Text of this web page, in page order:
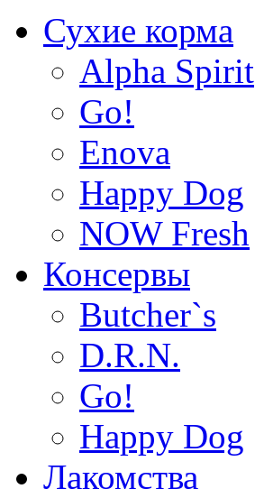
Сухие корма
Alpha Spirit
Go!
Enova
Happy Dog
NOW Fresh
Консервы
Butcher`s
D.R.N.
Go!
Happy Dog
Лакомства